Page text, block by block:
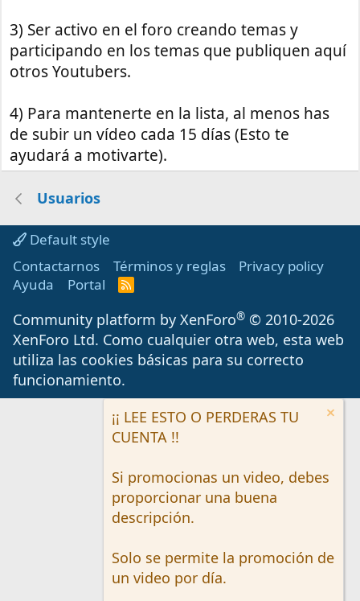
3) Ser activo en el foro creando temas y
participando en los temas que publiquen aquí
otros Youtubers.
4) Para mantenerte en la lista, al menos has
de subir un vídeo cada 15 días (Esto te
ayudará a motivarte).
Usuarios
Default style
Contactarnos
Términos y reglas
Privacy policy
Ayuda
Portal
R
S
Community platform by XenForo® © 2010-2026
XenForo Ltd. Como cualquier otra web, esta web
utiliza las cookies básicas para su correcto
funcionamiento.
¡¡ LEE ESTO O PERDERAS TU
CUENTA !!
Si promocionas un video, debes
proporcionar una buena
descripción.
Solo se permite la promoción de
un video por día.